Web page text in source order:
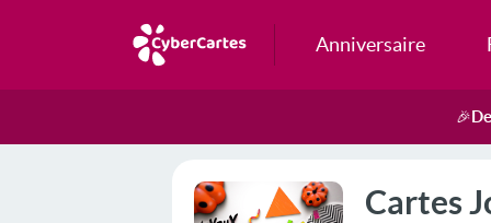
Anniversaire
🎉
Cartes